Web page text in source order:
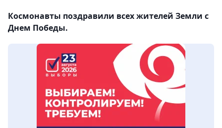
Космонавты поздравили всех жителей Земли с
Днем Победы.